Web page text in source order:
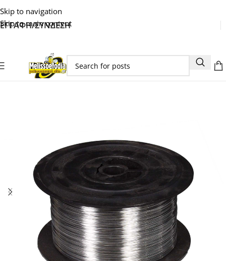
Skip to navigation
Skip to main content
ΕΓΓΑΦΗ/ΣΥΝΔΕΣΗ